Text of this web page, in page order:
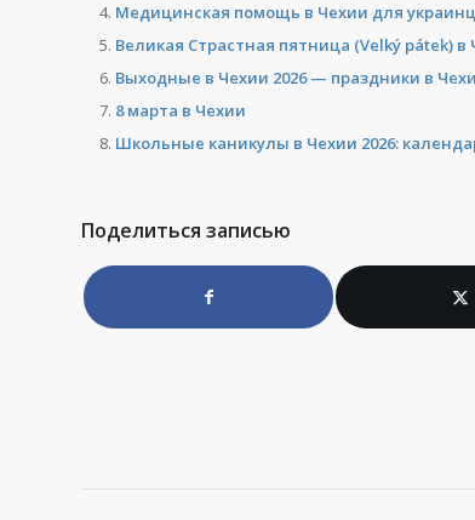
Медицинская помощь в Чехии для
Великая Страстная пятница (Velký pátek)
Выходные в Чехии 2026 — праздники в
8 марта в Чехии
Школьные каникулы в Чехии 2026:
Поделиться записью